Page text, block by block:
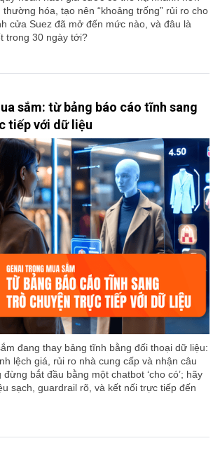
hóa, tạo nên “khoảng trống” rủi ro cho
cửa Suez đã mở đến mức nào, và đâu là
trong 30 ngày tới?
sắm: từ bảng báo cáo tĩnh sang
tiếp với dữ liệu
đang thay bảng tĩnh bằng đối thoại dữ liệu:
lệch giá, rủi ro nhà cung cấp và nhận câu
bắt đầu bằng một chatbot ‘cho có’; hãy
sạch, guardrail rõ, và kết nối trực tiếp đến